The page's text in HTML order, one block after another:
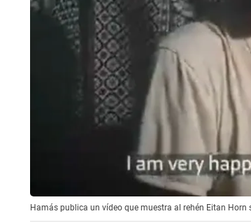
Hamás publica un vídeo que muestra al rehén Eitan